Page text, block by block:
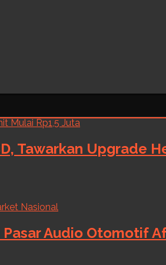
Tawarkan Upgrade
Pasar Audio Otomotif